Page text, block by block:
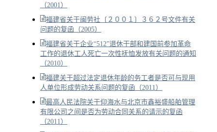
（2001）
福建省关于闽劳社〔２００１〕３６２号文件有关
问题的复函（2005）
福建省关于企业“512”退休干部和建国前参加革命
工作的退休工人死亡一次性抚恤发放有关问题的通知
（2010）
福建关于超过法定退休年龄的务工者是否可与现用
人单位形成劳动关系问题的复函（2011）
最高人民法院关于仰海水与北京市鑫裕盛船舶管理
有限公司之间是否为劳动合同关系的请示的复函
（2011）